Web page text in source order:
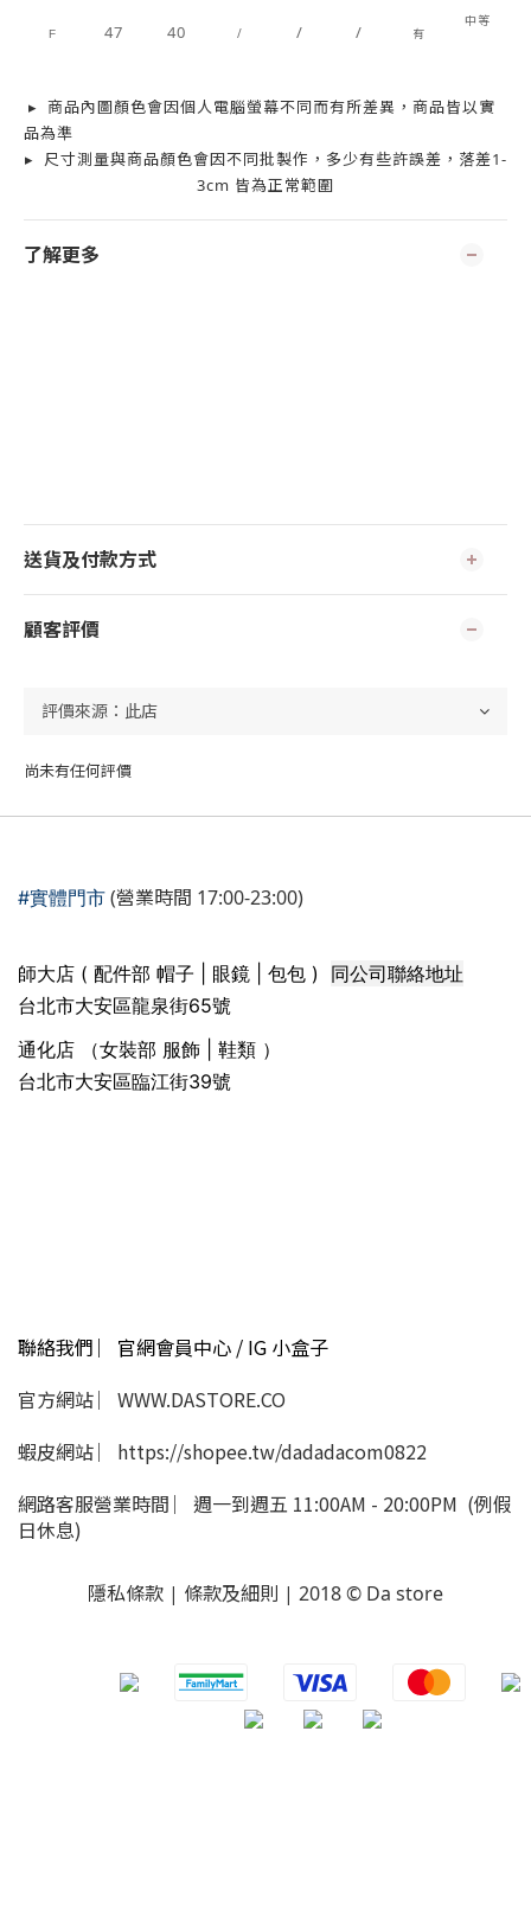
F 47 40 / / / 有
中等
▸ 商品內圖顏色會因個人電腦螢幕不同而有所差異，商品皆以實
品為準
▸ 尺寸測量與商品顏色會因不同批製作，多少有些許誤差，落差1-
3cm 皆為正常範圍
了解更多
送貨及付款方式
顧客評價
尚未有任何評價
#實體門市 (營業時間 17:00-23:00)
師大店 ( 配件部 帽子 | 眼鏡 | 包包 ) 同公司聯絡地址
台北市大安區龍泉街65號
通化店 （女裝部 服飾 | 鞋類 ）
台北市大安區臨江街39號
聯絡我們 ︳官網會員中心 / IG 小盒子
官方網站 ︳WWW.DASTORE.CO
蝦皮網站 ︳https://shopee.tw/dadadacom0822
網路客服營業時間 ︳週一到週五 11:00AM - 20:00PM (例假
日休息)
隱私條款 | 條款及細則 | 2018 © Da store